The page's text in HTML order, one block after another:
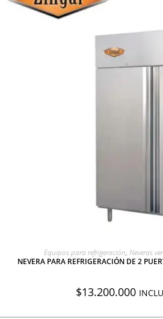
AGREGAR A
Equipos para refrigeración, Neveras
NEVERA PARA REFRIGERACIÓN DE 2
$13.200.000